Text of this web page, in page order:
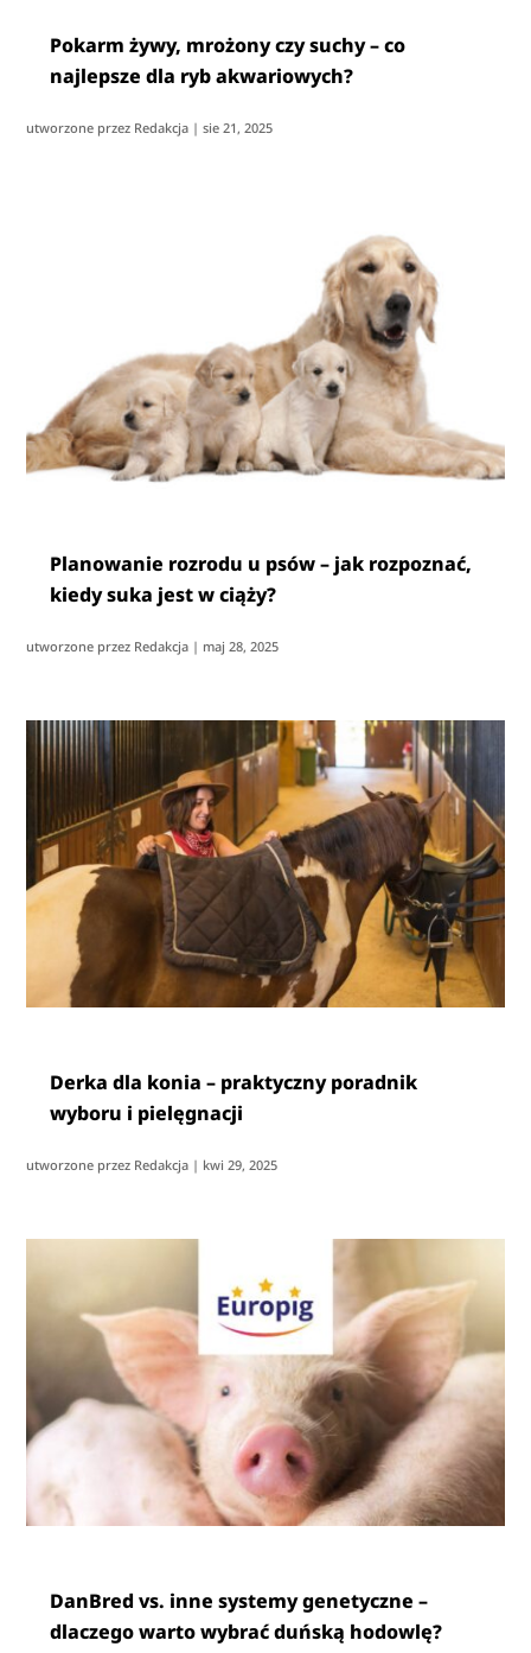
Pokarm żywy, mrożony czy suchy – co
najlepsze dla ryb akwariowych?
utworzone przez Redakcja |sie 21, 2025
Planowanie rozrodu u psów – jak rozpoznać,
kiedy suka jest w ciąży?
utworzone przez Redakcja | maj 28, 2025
Derka dla konia – praktyczny poradnik
wyboru i pielęgnacji
utworzone przez Redakcja | kwi 29, 2025
DanBred vs. inne systemy genetyczne –
dlaczego warto wybrać duńską hodowlę?